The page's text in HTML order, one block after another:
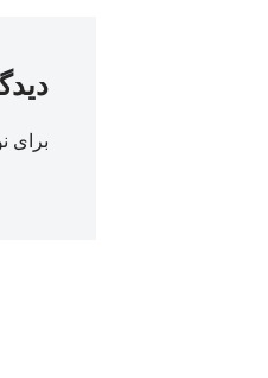
برای